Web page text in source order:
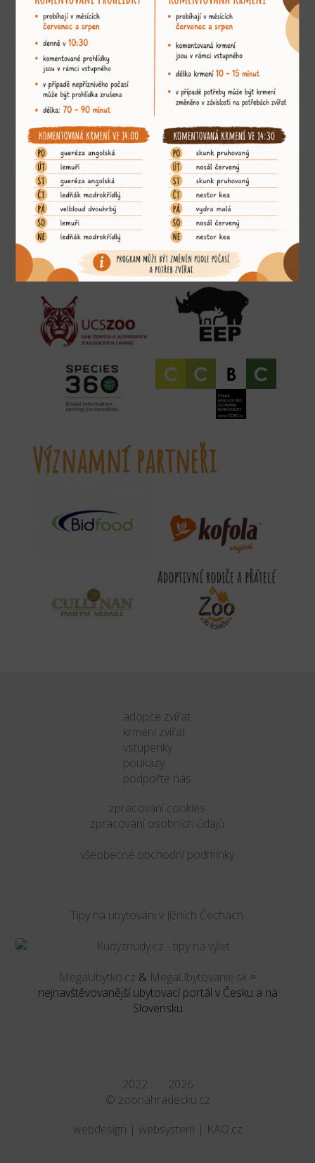
Jsme členem
Významní partneři
adopce zvířat
krmení zvířat
vstupenky
poukazy
podpořte nás
zpracování cookies
zpracování osobních údajů
všeobecné obchodní podmínky
Tipy na ubytování v Jižních Čechách.
MegaUbytko.cz & MegaUbytovanie.sk =
nejnavštěvovanější ubytovací portál v Česku a na
Slovensku
2022 ....... 2026
© zoonahradecku.cz
webdesign | websystem | KAO.cz